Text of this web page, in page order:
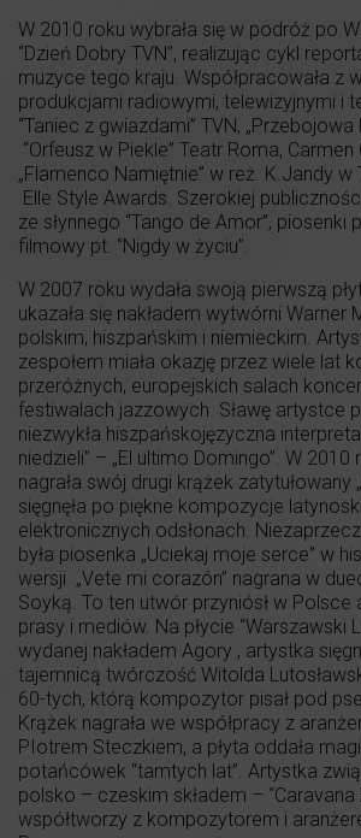
W 2010 roku wybrała się w podróż po
“Dzień Dobry TVN”, realizując cykl
muzyce tego kraju. Współpracowała z
produkcjami radiowymi, telewizyjnymi i
“Taniec z gwiazdami” TVN, „Przebojowa
“Orfeusz w Piekle” Teatr Roma,
„Flamenco Namiętnie” w reż. K.Jandy w
Elle Style Awards. Szerokiej
ze słynnego “Tango de Amor”, piosenki
filmowy pt. “Nigdy w życiu”.
W 2007 roku wydała swoją pierwszą
ukazała się nakładem wytwórni Warner
polskim, hiszpańskim i niemieckim.
zespołem miała okazję przez wiele lat
przeróżnych, europejskich salach
festiwalach jazzowych. Sławę artystce
niezwykła hiszpańskojęzyczna
niedzieli” – „El ultimo Domingo”. W
nagrała swój drugi krążek zatytułowany
sięgnęła po piękne kompozycje
elektronicznych odsłonach.
była piosenka „Uciekaj moje serce” w
wersji „Vete mi corazón” nagrana w
Soyką. To ten utwór przyniósł w Polsce
prasy i mediów. Na płycie “Warszawski
wydanej nakładem Agory , artystka
tajemnicą twórczość Witolda
60-tych, którą kompozytor pisał pod
Krążek nagrała we współpracy z
PIotrem Steczkiem, a płyta oddała
potańcówek “tamtych lat”. Artystka
polsko – czeskim składem – “Caravana
współtworzy z kompozytorem i